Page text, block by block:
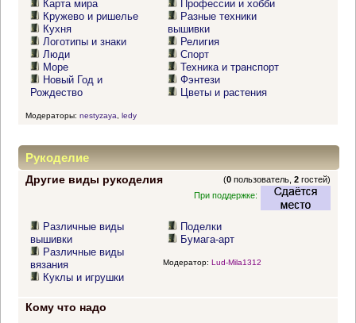
Карта мира
Кружево и ришелье
Кухня
Логотипы и знаки
Люди
Море
Новый Год и
Рождество
Профессии и хобби
Разные техники
вышивки
Религия
Спорт
Техника и транспорт
Фэнтези
Цветы и растения
Модераторы: nestyzaya ledy
Рукоделие
Другие виды рукоделия (0 пользователь,2 гостей)
При поддержке:
Различные виды
вышивки
Различные виды
вязания
Куклы и игрушки
Поделки
Бумага-арт
Модератор: Lud-Mila1312
Кому что надо